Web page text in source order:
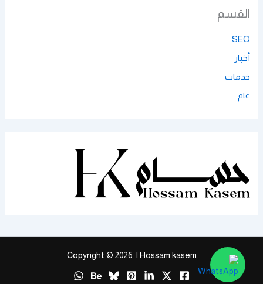
القسم
SEO
أخبار
خدمات
عام
Copyright © 2026 | Hossam kasem